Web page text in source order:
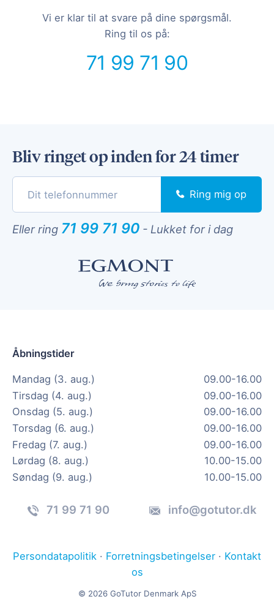
Vi er klar til at svare på dine spørgsmål.
Ring til os på:
71 99 71 90
Bliv ringet op inden for 24 timer
Ring mig op
Eller ring 71 99 71 90 - Lukket for i dag
Åbningstider
Mandag (3. aug.)
09.00-16.00
Tirsdag (4. aug.)
09.00-16.00
Onsdag (5. aug.)
09.00-16.00
Torsdag (6. aug.)
09.00-16.00
Fredag (7. aug.)
09.00-16.00
Lørdag (8. aug.)
10.00-15.00
Søndag (9. aug.)
10.00-15.00
71 99 71 90 info@gotutor.dk
Persondatapolitik · Forretningsbetingelser · Kontakt
os
© 2026 GoTutor Denmark ApS